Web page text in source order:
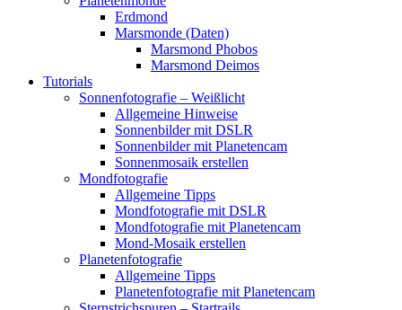
Erdmond
Marsmonde (Daten)
Marsmond Phobos
Marsmond Deimos
Tutorials
Sonnenfotografie – Weißlicht
Allgemeine Hinweise
Sonnenbilder mit DSLR
Sonnenbilder mit Planetencam
Sonnenmosaik erstellen
Mondfotografie
Allgemeine Tipps
Mondfotografie mit DSLR
Mondfotografie mit Planetencam
Mond-Mosaik erstellen
Planetenfotografie
Allgemeine Tipps
Planetenfotografie mit Planetencam